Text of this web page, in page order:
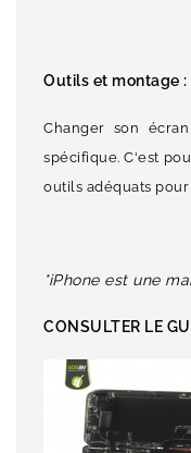
Outils et montage :
Changer son
spécifique. C'est
outils adéquats
*iPhone est une
CONSULTER LE